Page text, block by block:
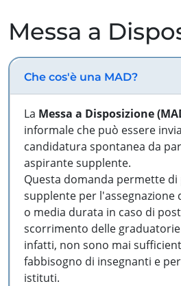
Messa a
Che cos'è una MAD?
La Messa a Disposizione
informale che può essere
candidatura spontanea da
aspirante supplente.
Questa domanda permette
supplente per l'assegnazione
o media durata in caso di
scorrimento delle
infatti, non sono mai
fabbisogno di insegnanti e
istituti.